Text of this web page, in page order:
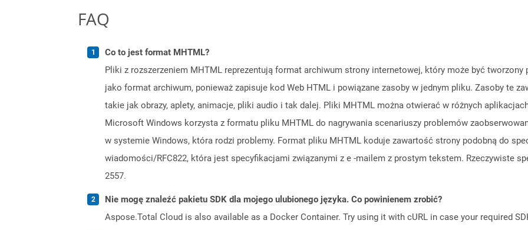
FAQ
Co to jest format MHTML?
Pliki z rozszerzeniem MHTML reprezentują format archiwum strony internetowej, który może być
jako format archiwum, ponieważ zapisuje kod Web HTML i powiązane zasoby w jednym pliku. Zasoby te
takie jak obrazy, aplety, animacje, pliki audio i tak dalej. Pliki MHTML można otwierać w różnych
Microsoft Windows korzysta z formatu pliku MHTML do nagrywania scenariuszy problemów
w systemie Windows, która rodzi problemy. Format pliku MHTML koduje zawartość strony podobną do
wiadomości/RFC822, która jest specyfikacjami związanymi z e -mailem z prostym tekstem. Rzeczywiste
2557.
Nie mogę znaleźć pakietu SDK dla mojego ulubionego języka. Co powinienem zrobić?
Aspose.Total Cloud is also available as a Docker Container. Try using it with cURL in case your required